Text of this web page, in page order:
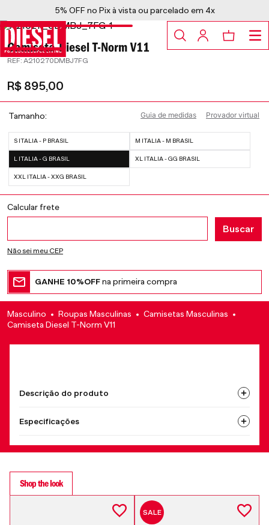
5% OFF no Pix à vista ou parcelado em 4x
Camiseta Diesel T-Norm V11
: A210270DMBJ7FG
R$ 895,00
Provador virtual
Guia de medidas
Tamanho
S ITALIA - P BRASIL M ITALIA - M BRASIL
L ITALIA - G BRASIL XL ITALIA - GG BRASIL
XXL ITALIA - XXG BRASIL
Não sei meu CEP
GANHE 10%OFFna primeira compra
Masculino Roupas Masculinas
Camisetas Masculinas
Camiseta Diesel T-Norm V11
Descrição do produto
Especificações
Shop the look
SALE